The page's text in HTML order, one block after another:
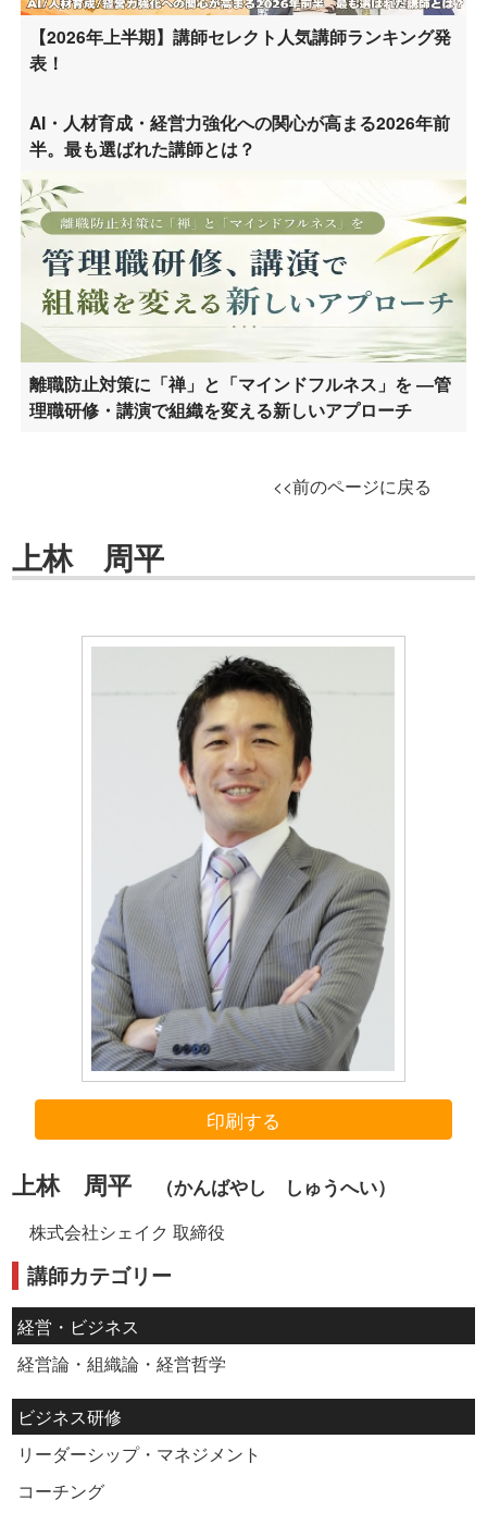
【2026年上半期】講師セレクト人気講師ランキング発
表！
AI・人材育成・経営力強化への関心が高まる2026年前
半。最も選ばれた講師とは？
離職防止対策に「禅」と「マインドフルネス」を ―管
理職研修・講演で組織を変える新しいアプローチ
<<前のページに戻る
上林 周平
印刷する
上林 周平 （かんばやし しゅうへい）
株式会社シェイク 取締役
講師カテゴリー
経営・ビジネス
経営論・組織論・経営哲学
ビジネス研修
リーダーシップ・マネジメント
コーチング